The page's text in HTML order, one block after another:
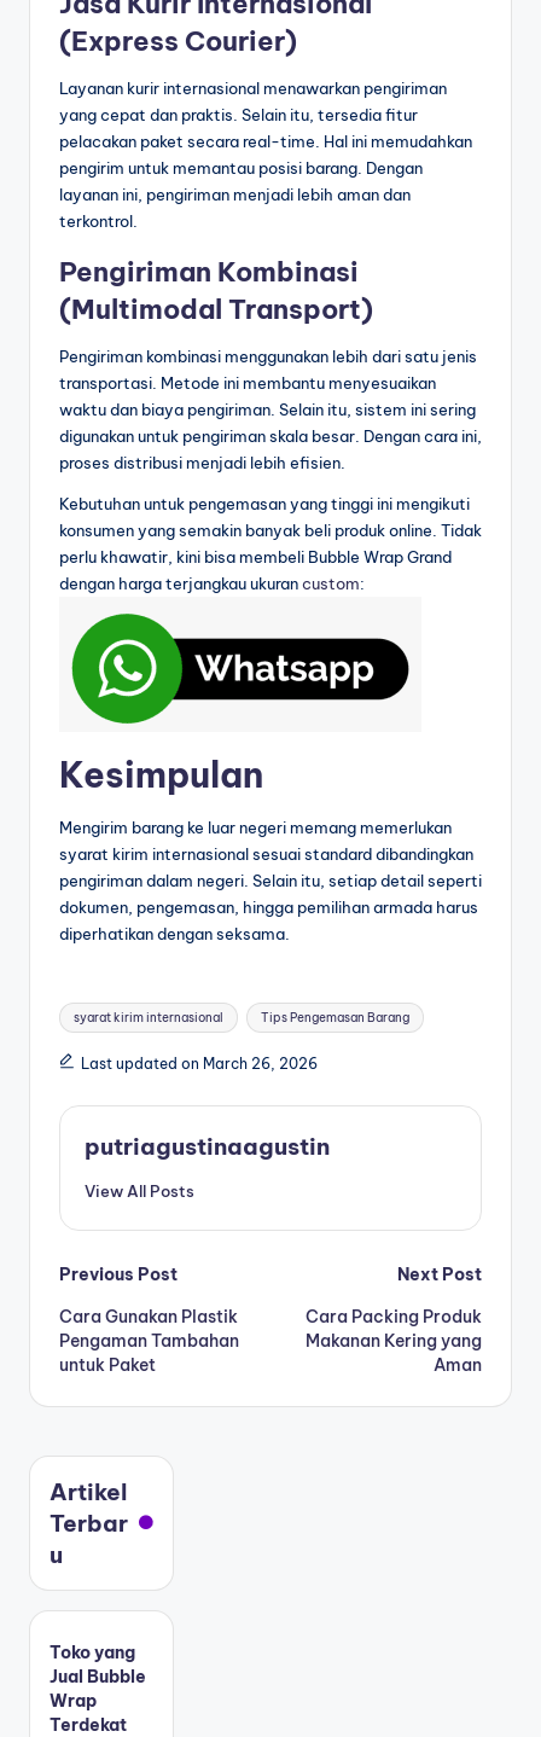
(Express Courier)
Layanan kurir internasional menawarkan pengiriman
yang cepat dan praktis. Selain itu, tersedia fitur
pelacakan paket secara real-time. Hal ini memudahkan
pengirim untuk memantau posisi barang. Dengan
layanan ini, pengiriman menjadi lebih aman dan
terkontrol.
Pengiriman Kombinasi
(Multimodal Transport)
Pengiriman kombinasi menggunakan lebih dari satu jenis
transportasi. Metode ini membantu menyesuaikan
waktu dan biaya pengiriman. Selain itu, sistem ini sering
digunakan untuk pengiriman skala besar. Dengan cara ini,
proses distribusi menjadi lebih efisien.
Kebutuhan untuk pengemasan yang tinggi ini mengikuti
konsumen yang semakin banyak beli produk online. Tidak
perlu khawatir, kini bisa membeli Bubble Wrap Grand
dengan harga terjangkau ukurancustom:
Kesimpulan
Mengirim barang ke luar negeri memang memerlukan
syarat kirim internasional sesuai standard dibandingkan
pengiriman dalam negeri. Selain itu, setiap detail seperti
dokumen, pengemasan, hingga pemilihan armada harus
diperhatikan dengan seksama.
syarat kirim internasional Tips Pengemasan Barang
Last updated on March 26, 2026
putriagustinaagustin
View All Posts
Previous Post
Cara Gunakan Plastik
Pengaman Tambahan
untuk Paket
Next Post
Cara Packing Produk
Makanan Kering yang
Aman
Artikel
Terbar
u
Toko yang
Jual Bubble
Wrap
Terdekat